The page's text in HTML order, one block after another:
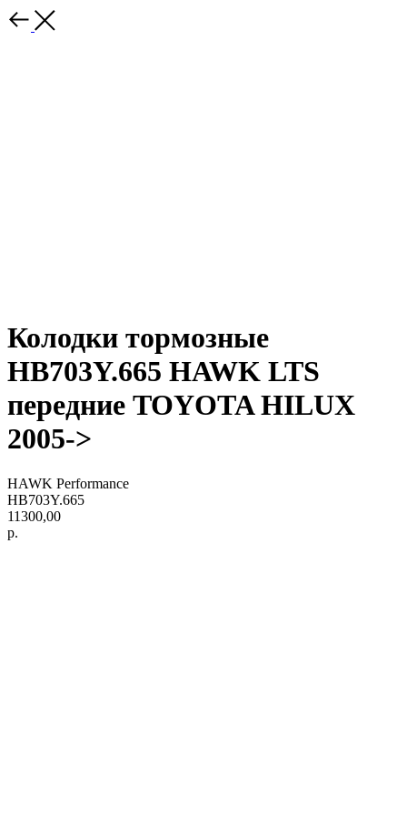
Колодки тормозные
HB703Y.665 HAWK LTS
передние TOYOTA HILUX
2005->
HAWK Performance
HB703Y.665
11300,00
р.